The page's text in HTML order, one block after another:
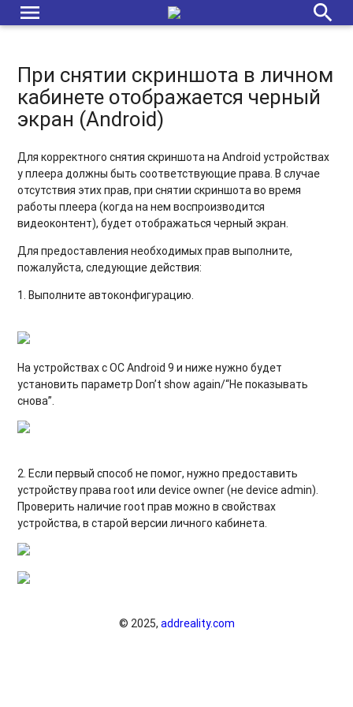
menu
Работает ли Addreality Player на Проф. панелях?
Чёрный экран. Что делать?
Подходят ли операционные системы Windows 10 для Digital
Сбой в работе плеера. Что делать?
Не удается подключить плеер к платформе
Механизмы целостности и отказоустойчивости
Как изменить ориентацию экрана для панели Samsung
SSSP10?
search
При снятии скриншота в личном
кабинете отображается черный
экран (Android)
Для корректного снятия скриншота на Android устройствах
у плеера должны быть соответствующие права. В случае
отсутствия этих прав, при снятии скриншота во время
работы плеера (когда на нем воспроизводится
видеоконтент), будет отображаться черный экран.
Для предоставления необходимых прав выполните,
пожалуйста, следующие действия:
1. Выполните автоконфигурацию.
На устройствах с ОС Android 9 и ниже нужно будет
установить параметр Don’t show again/“Не показывать
снова”.
2. Если первый способ не помог, нужно предоставить
устройству права root или device owner (не device admin).
Проверить наличие root прав можно в свойствах
устройства, в старой версии личного кабинета.
© 2025, addreality.com